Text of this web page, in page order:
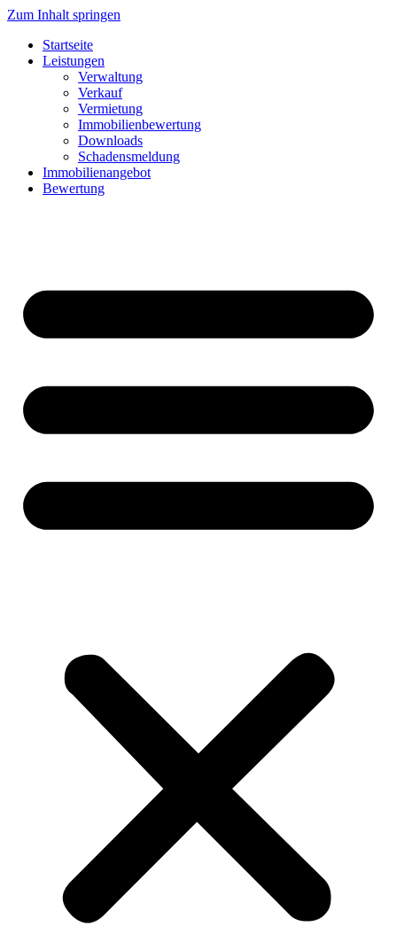
Zum Inhalt springen
Startseite
Leistungen
Verwaltung
Verkauf
Vermietung
Immobilienbewertung
Downloads
Schadensmeldung
Immobilienangebot
Bewertung